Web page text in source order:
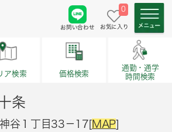
お問い合わせ
0
お気に入り
ア検索 価格検索
通勤・通学
時間検索
条
谷１丁目33－17[MAP]